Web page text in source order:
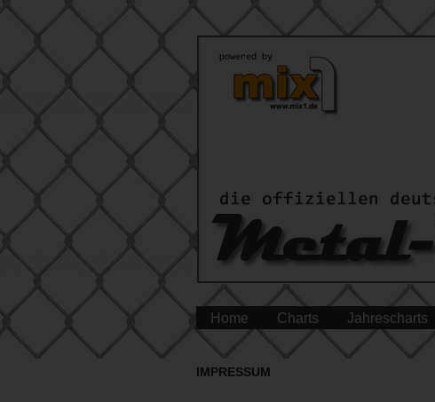
Home Charts Jahrescharts
IMPRESSUM